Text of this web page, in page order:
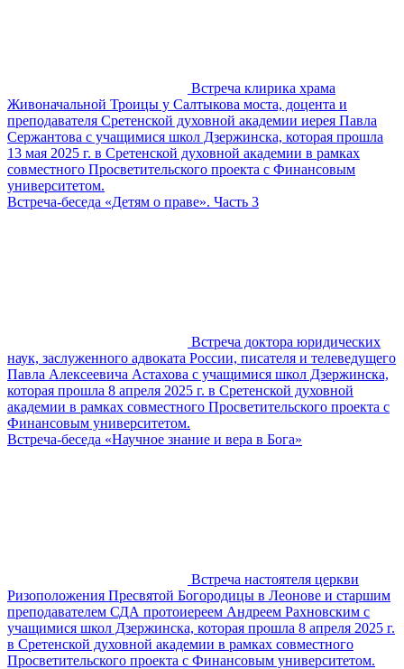
Встреча клирика храма
Живоначальной Троицы у Салтыкова моста, доцента и
преподавателя Сретенской духовной академии иерея Павла
Сержантова с учащимися школ Дзержинска, которая прошла
13 мая 2025 г. в Сретенской духовной академии в рамках
совместного Просветительского проекта с Финансовым
университетом.
Встреча-беседа «Детям о праве». Часть 3
Встреча доктора юридических
наук, заслуженного адвоката России, писателя и телеведущего
Павла Алексеевича Астахова с учащимися школ Дзержинска,
которая прошла 8 апреля 2025 г. в Сретенской духовной
академии в рамках совместного Просветительского проекта с
Финансовым университетом.
Встреча-беседа «Научное знание и вера в Бога»
Встреча настоятеля церкви
Ризоположения Пресвятой Богородицы в Леонове и старшим
преподавателем СДА протоиереем Андреем Рахновским с
учащимися школ Дзержинска, которая прошла 8 апреля 2025 г.
в Сретенской духовной академии в рамках совместного
Просветительского проекта с Финансовым университетом.